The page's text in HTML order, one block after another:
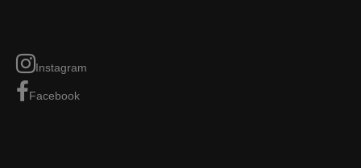
Instagram
Facebook